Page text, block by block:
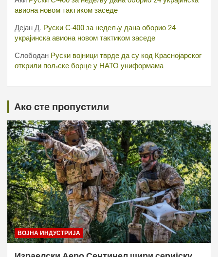
авиона новом тактиком заседе
Дејан Д. Руски С-400 за недељу дана оборио 24
украјинска авиона новом тактиком заседе
Слободан Руски војници тврде да су код Краснојарског
открили пољске борце у НАТО униформама
Ако сте пропустили
ВОЈНА ИНДУСТРИЈА